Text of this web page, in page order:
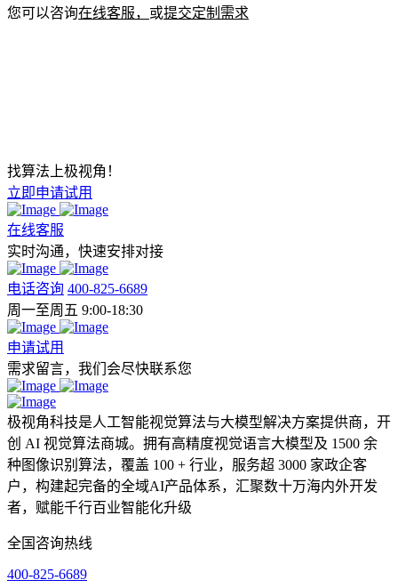
您可以咨询在线客服， 或提交定制需求
找算法上极视角！
立即申请试用
在线客服
实时沟通，快速安排对接
电话咨询 400-825-6689
周一至周五 9:00-18:30
申请试用
需求留言，我们会尽快联系您
极视角科技是人工智能视觉算法与大模型解决方案提供商，开
创 AI 视觉算法商城。拥有高精度视觉语言大模型及 1500 余
种图像识别算法，覆盖 100 + 行业，服务超 3000 家政企客
户，构建起完备的全域AI产品体系，汇聚数十万海内外开发
者，赋能千行百业智能化升级
全国咨询热线
400-825-6689